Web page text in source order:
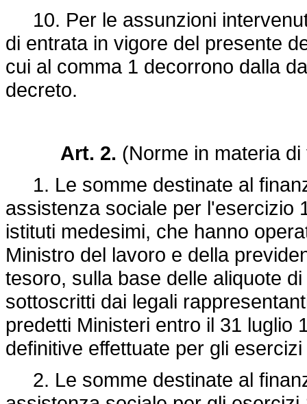
10. Per le assunzioni
di entrata in vigore del presente
cui al comma 1 decorrono dalla
decreto.
Art. 2. (Norme in materia
1. Le somme destinate al
assistenza sociale per l'esercizio
istituti medesimi, che hanno
Ministro del lavoro e della
tesoro, sulla base delle aliquote
sottoscritti dai legali
predetti Ministeri entro il 31 luglio
definitive effettuate per gli
2. Le somme destinate al